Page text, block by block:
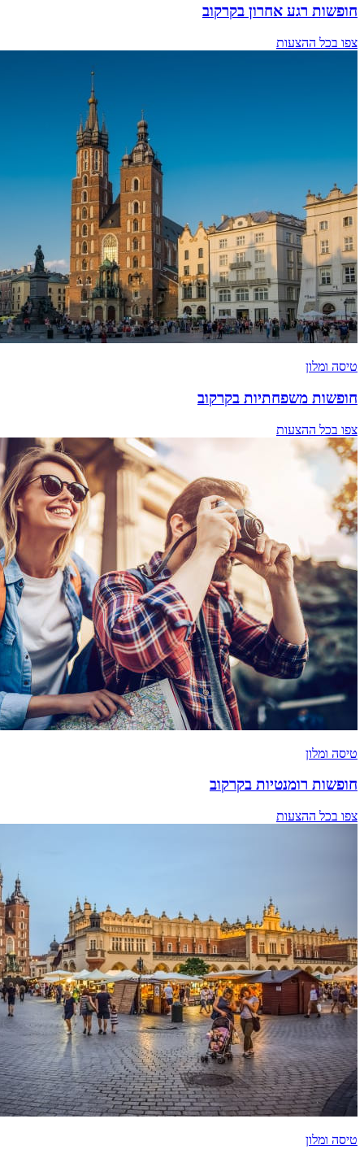
חופשות רגע אחרון בקרקוב
צפו בכל ההצעות
טיסה ומלון
חופשות משפחתיות בקרקוב
צפו בכל ההצעות
טיסה ומלון
חופשות רומנטיות בקרקוב
צפו בכל ההצעות
טיסה ומלון